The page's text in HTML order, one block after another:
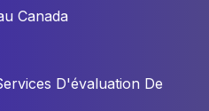
Canada
D'évaluation De